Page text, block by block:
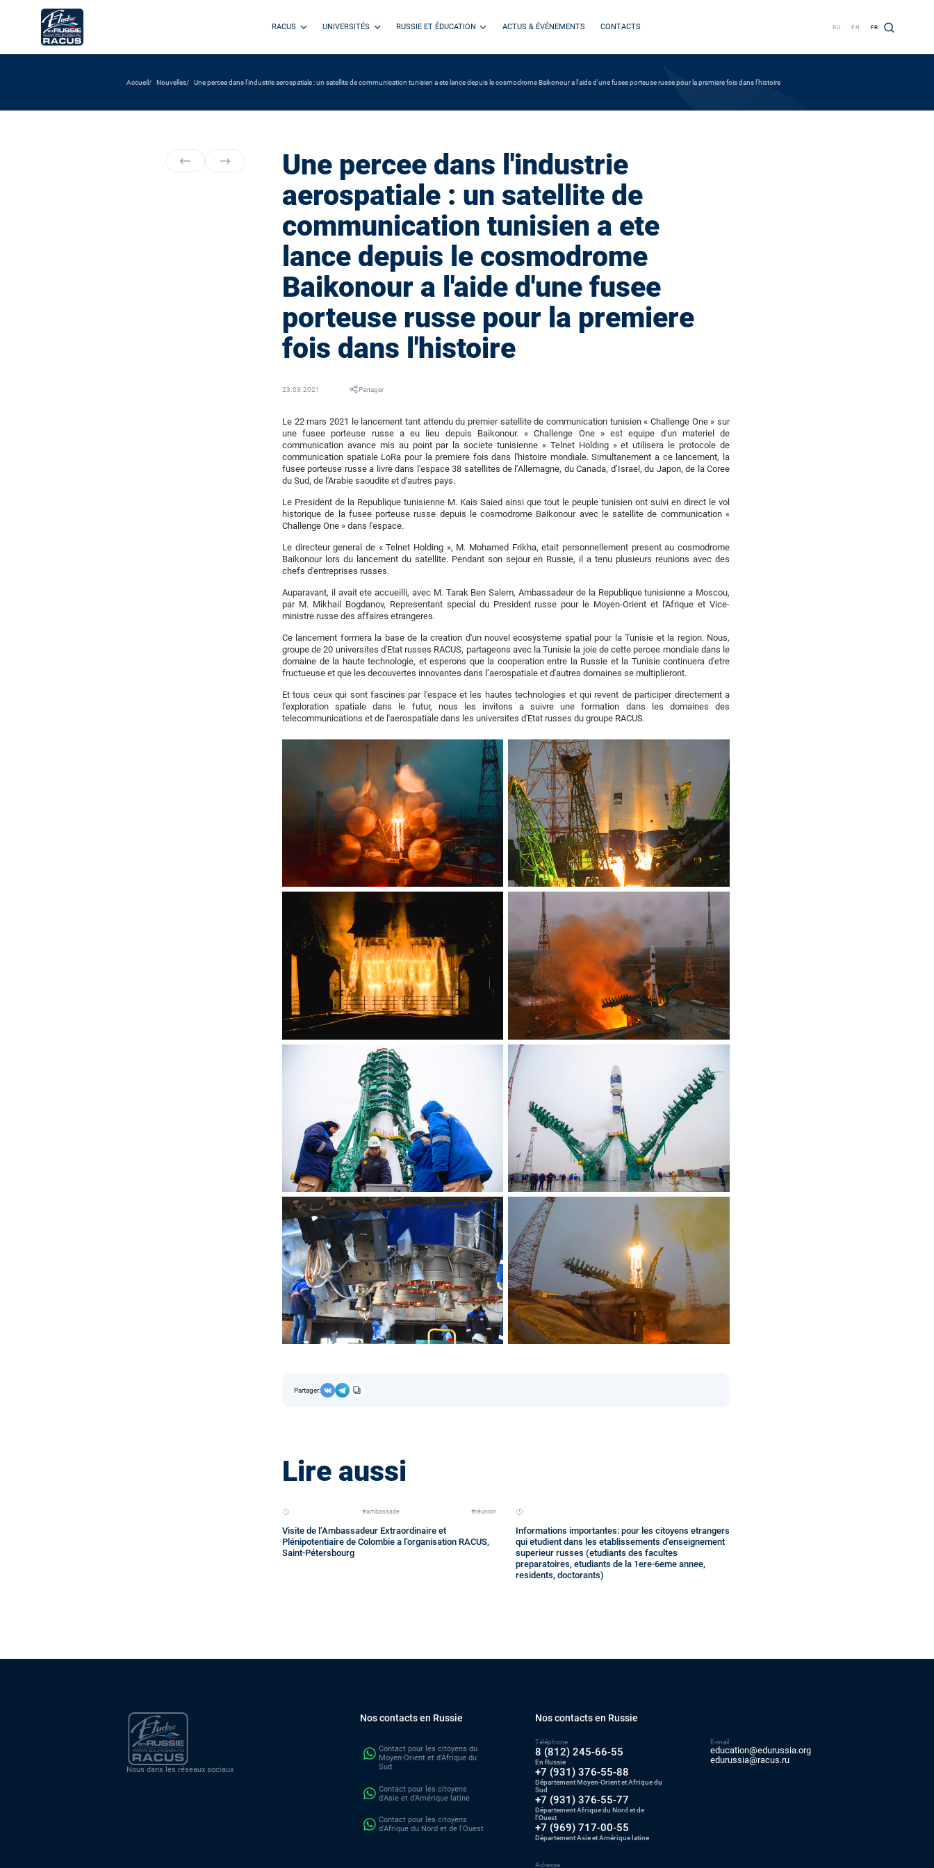
RACUS UNIVERSITÉS RUSSIE ET ÉDUCATION ACTUS & ÉVÉNEMENTS CONTACTS RU EN FR
Accueil Nouvelles Une percee dans l'industrie aerospatiale : un satellite de communication tunisien a ete lance depuis le cosmodrome Baikonour a l'aide d'une fusee porteuse russe pour la premiere fois dans l'histoire
Une percee dans l'industrie
aerospatiale : un satellite de
communication tunisien a ete
lance depuis le cosmodrome
Baikonour a l'aide d'une fusee
porteuse russe pour la premiere
fois dans l'histoire
23.03.2021 Partager
Le 22 mars 2021 le lancement tant attendu du premier satellite de communication tunisien « Challenge One » sur
une fusee porteuse russe a eu lieu depuis Baikonour. « Challenge One » est equipe d'un materiel de
communication avance mis au point par la societe tunisienne « Telnet Holding » et utilisera le protocole de
communication spatiale LoRa pour la premiere fois dans l'histoire mondiale. Simultanement a ce lancement, la
fusee porteuse russe a livre dans l'espace 38 satellites de l’Allemagne, du Canada, d’Israel, du Japon, de la Coree
du Sud, de l'Arabie saoudite et d'autres pays.
Le President de la Republique tunisienne M. Kais Saied ainsi que tout le peuple tunisien ont suivi en direct le vol
historique de la fusee porteuse russe depuis le cosmodrome Baikonour avec le satellite de communication «
Challenge One » dans l'espace.
Le directeur general de « Telnet Holding », M. Mohamed Frikha, etait personnellement present au cosmodrome
Baikonour lors du lancement du satellite. Pendant son sejour en Russie, il a tenu plusieurs reunions avec des
chefs d'entreprises russes.
Auparavant, il avait ete accueilli, avec M. Tarak Ben Salem, Ambassadeur de la Republique tunisienne a Moscou,
par M. Mikhail Bogdanov, Representant special du President russe pour le Moyen-Orient et l'Afrique et Vice-
ministre russe des affaires etrangeres.
Ce lancement formera la base de la creation d'un nouvel ecosysteme spatial pour la Tunisie et la region. Nous,
groupe de 20 universites d'Etat russes RACUS, partageons avec la Tunisie la joie de cette percee mondiale dans le
domaine de la haute technologie, et esperons que la cooperation entre la Russie et la Tunisie continuera d'etre
fructueuse et que les decouvertes innovantes dans l’aerospatiale et d'autres domaines se multiplieront.
Et tous ceux qui sont fascines par l'espace et les hautes technologies et qui revent de participer directement a
l'exploration spatiale dans le futur, nous les invitons a suivre une formation dans les domaines des
telecommunications et de l'aerospatiale dans les universites d'Etat russes du groupe RACUS.
Partager:
Lire aussi
#ambassade #réunion
Visite de l’Ambassadeur Extraordinaire et
Plénipotentiaire de Colombie a l’organisation RACUS,
Saint-Pétersbourg
Informations importantes: pour les citoyens etrangers
qui etudient dans les etablissements d'enseignement
superieur russes (etudiants des facultes
preparatoires, etudiants de la 1ere-6eme annee,
residents, doctorants)
Nous dans les réseaux sociaux
Nos contacts en Russie
Contact pour les citoyens du
Moyen-Orient et d'Afrique du
Sud
Contact pour les citoyens
d'Asie et d'Amérique latine
Contact pour les citoyens
d'Afrique du Nord et de l'Ouest
Nos contacts en Russie
Téléphone
8 (812) 245-66-55
En Russie
+7 (931) 376-55-88
Département Moyen-Orient et Afrique du
Sud
+7 (931) 376-55-77
Département Afrique du Nord et de
l'Ouest
+7 (969) 717-00-55
Département Asie et Amérique latine
E-mail
education@edurussia.org
edurussia@racus.ru
Adresse